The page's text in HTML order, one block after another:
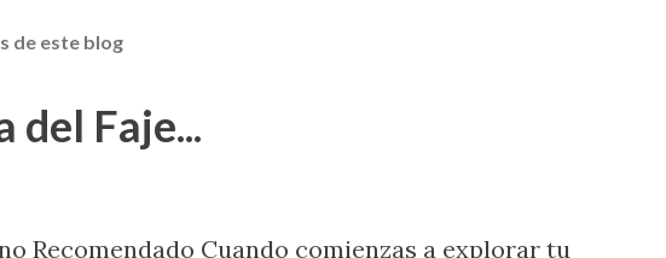
de este blog
del Faje...
Recomendado Cuando comienzas a explorar tu